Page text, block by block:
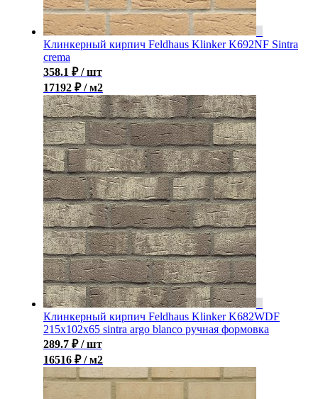
Клинкерный кирпич Feldhaus Klinker K692NF Sintra
crema
358.1 ₽ / шт
17192 ₽ / м2
Клинкерный кирпич Feldhaus Klinker K682WDF
215x102x65 sintra argo blanco ручная формовка
289.7 ₽ / шт
16516 ₽ / м2